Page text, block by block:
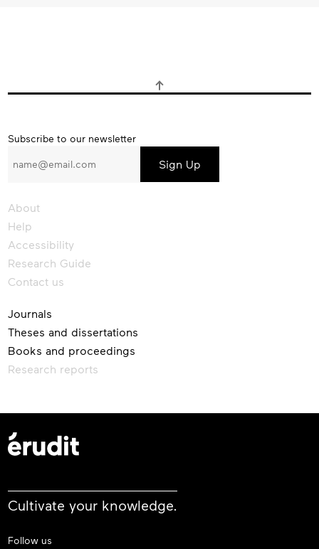
Subscribe
our
Subscribe to our newsletter
About
Help
Accessibility
Research Guide
Contact us
Journals
Theses and dissertations
Books and proceedings
Research reports
Cultivate your knowledge.
Follow us